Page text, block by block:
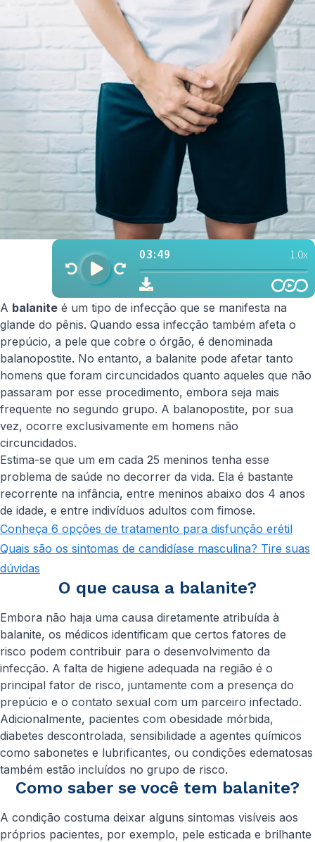
A balanite é um tipo de infecção que se manifesta na
glande do pênis. Quando essa infecção também afeta o
prepúcio, a pele que cobre o órgão, é denominada
balanopostite. No entanto, a balanite pode afetar tanto
homens que foram circuncidados quanto aqueles que não
passaram por esse procedimento, embora seja mais
frequente no segundo grupo. A balanopostite, por sua
vez, ocorre exclusivamente em homens não
circuncidados.
Estima-se que um em cada 25 meninos tenha esse
problema de saúde no decorrer da vida. Ela é bastante
recorrente na infância, entre meninos abaixo dos 4 anos
de idade, e entre indivíduos adultos com fimose.
Conheça 6 opções de tratamento para disfunção erétil
Quais são os sintomas de candidíase masculina? Tire suas
dúvidas
O que causa a balanite?
Embora não haja uma causa diretamente atribuída à
balanite, os médicos identificam que certos fatores de
risco podem contribuir para o desenvolvimento da
infecção. A falta de higiene adequada na região é o
principal fator de risco, juntamente com a presença do
prepúcio e o contato sexual com um parceiro infectado.
Adicionalmente, pacientes com obesidade mórbida,
diabetes descontrolada, sensibilidade a agentes químicos
como sabonetes e lubrificantes, ou condições edematosas
também estão incluídos no grupo de risco.
Como saber se você tem balanite?
A condição costuma deixar alguns sintomas visíveis aos
próprios pacientes, por exemplo, pele esticada e brilhante